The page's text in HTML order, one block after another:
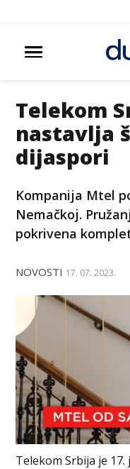
Telekom
nastavlja
dijaspori
Kompanija Mtel
Nemačkoj.
pokrivena
NOVOSTI 17. 07. 2023.
Telekom Srbija je